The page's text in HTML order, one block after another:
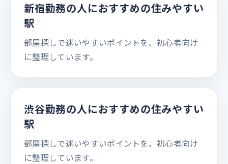
新宿勤務の人におすすめの住みやすい
駅
部屋探しで迷いやすいポイントを、初心者向け
に整理しています。
渋谷勤務の人におすすめの住みやすい
駅
部屋探しで迷いやすいポイントを、初心者向け
に整理しています。